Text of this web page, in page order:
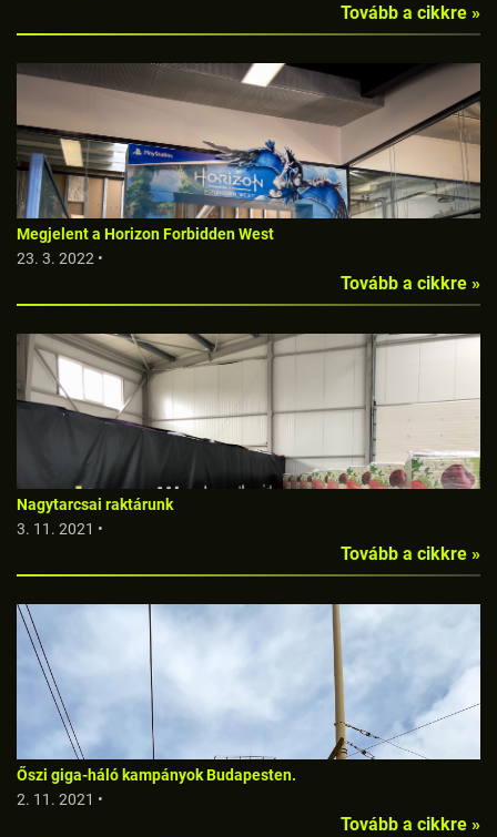
Tovább a cikkre »
Megjelent a Horizon Forbidden West
23. 3. 2022 •
Tovább a cikkre »
Nagytarcsai raktárunk
3. 11. 2021 •
Tovább a cikkre »
Őszi giga-háló kampányok Budapesten.
2. 11. 2021 •
Tovább a cikkre »